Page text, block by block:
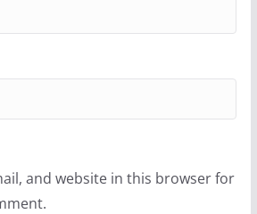
and website in this browser for